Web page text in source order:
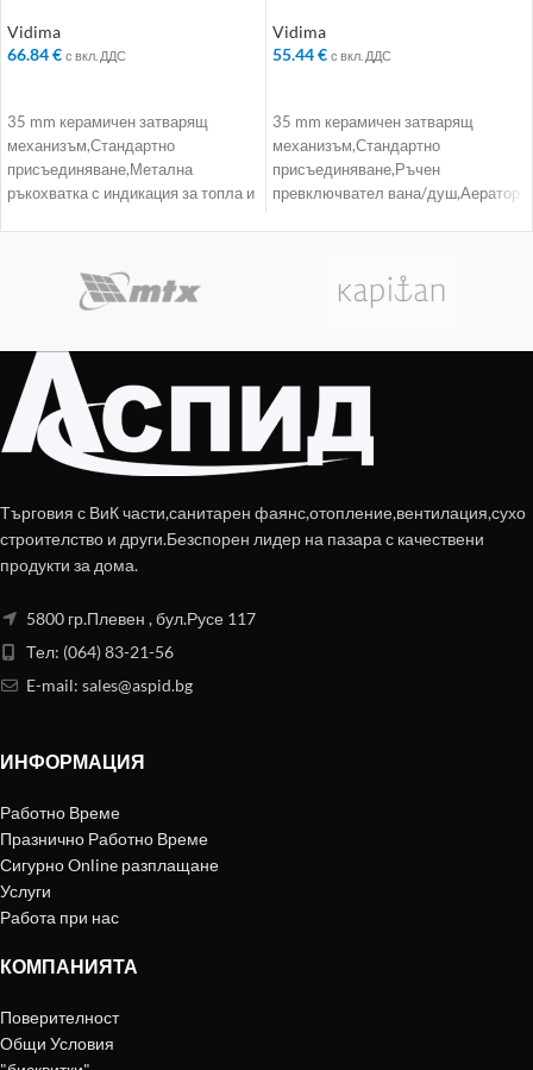
Vidima
66.84€ с вкл. ДДС
35 mm керамичен затварящ
механизъм,Стандартно
присъединяване,Метална
ръкохватка с индикация за топла и
Vidima
55.44€ с вкл. ДДС
35 mm керамичен затварящ
механизъм,Стандартно
присъединяване,Ръчен
превключвател вана/душ,Аератор
Търговия с ВиК части,санитарен фаянс,отопление,вентилация,сухо
строителство и други.Безспорен лидер на пазара с качествени
продукти за дома.
5800 гр.Плевен , бул.Русе 117
Тел: (064) 83-21-56
E-mail: sales@aspid.bg
ИНФОРМАЦИЯ
Работно Време
Празнично Работно Време
Сигурно Online разплащане
Услуги
Работа при нас
КОМПАНИЯТА
Поверителност
Общи Условия